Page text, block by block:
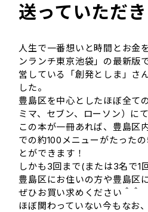
送っていただき
人生で一番想いと時間とお金
ンランチ東京池袋」の最新版
営している「創発としま」さ
した。
豊島区を中心としたほぼ全て
ミマ、セブン、ローソン）に
この本が一冊あれば、豊島区
での約100メニューがたった
とができます！
しかも3回まで(または3名で1
豊島区にお住いの方や豊島区
ぜひお買い求めください＾＾
ほぼ関わっていない今もなお